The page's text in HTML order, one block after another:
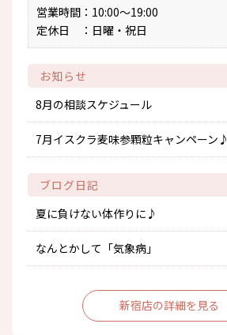
営業時間 ：10:00～19:00
定休日
：日曜・祝日
お知らせ
8月の相談スケジュール
7月イスクラ麦味参顆粒キャンペーン♪
ブログ日記
夏に負けない体作りに♪
なんとかして「気象病」
新宿店の詳細を見る